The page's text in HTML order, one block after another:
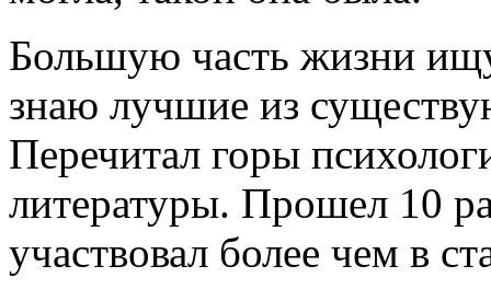
Большую часть жизни
знаю лучшие из
Перечитал горы
литературы. Прошел 10
участвовал более чем в